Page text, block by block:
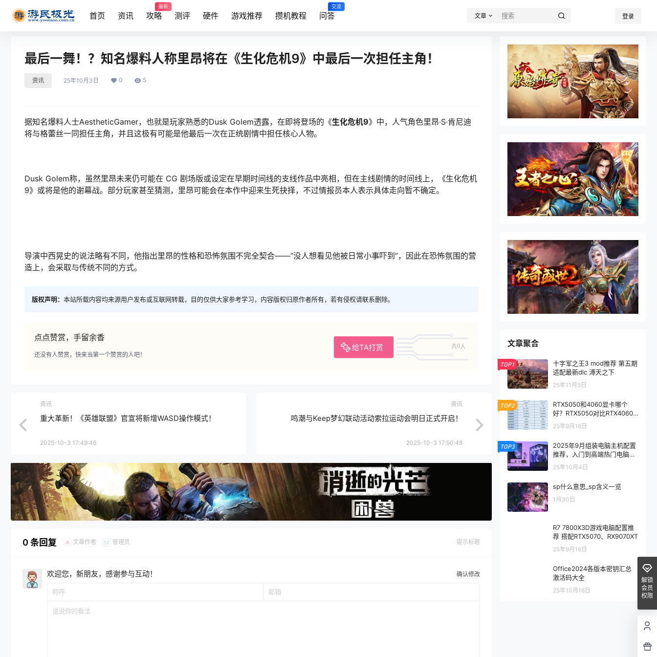
首页 资讯 攻略
最新
测评 硬件 游戏推荐 攒机教程 问答
交流
文章 登录
最后一舞！？知名爆料人称里昂将在《生化危机9》中最后一次担任主角！
资讯 25年10月3日 0 5
据知名爆料人士AestheticGamer，也就是玩家熟悉的Dusk Golem透露，在即将登场的《生化危机9》中，人气角色里昂·S·肯尼迪
将与格蕾丝一同担任主角，并且这极有可能是他最后一次在正统剧情中担任核心人物。
Dusk Golem称，虽然里昂未来仍可能在 CG 剧场版或设定在早期时间线的支线作品中亮相，但在主线剧情的时间线上，《生化危机
9》或将是他的谢幕战。部分玩家甚至猜测，里昂可能会在本作中迎来生死抉择，不过情报员本人表示具体走向暂不确定。
导演中西晃史的说法略有不同，他指出里昂的性格和恐怖氛围不完全契合——“没人想看见他被日常小事吓到”，因此在恐怖氛围的营
造上，会采取与传统不同的方式。
版权声明： 本站所载内容均来源用户发布或互联网转载，目的仅供大家参考学习，内容版权归原作者所有，若有侵权请联系删除。
点点赞赏，手留余香
给TA打赏 共0人
还没有人赞赏，快来当第一个赞赏的人吧！
资讯
重大革新！《英雄联盟》官宣将新增WASD操作模式！
2025-10-3 17:49:46
资讯
鸣潮与Keep梦幻联动活动索拉运动会明日正式开启！
2025-10-3 17:50:48
0 条回复 A 文章作者 M 管理员 提示标题
欢迎您，新朋友，感谢参与互动！ 确认修改
文章聚合
TOP1
十字军之王3 mod推荐 第五期
适配最新dlc 溥天之下
25年11月5日
TOP2
RTX5050和4060显卡哪个
好？RTX5050对比RTX4060/
5060性能评测
25年9月16日
TOP3
2025年9月组装电脑主机配置
推荐，入门到高端热门电脑配
置方案
25年10月4日
sp什么意思_sp含义一览
1月30日
R7 7800X3D游戏电脑配置推
荐 搭配RTX5070、RX9070XT
25年9月16日
Office2024各版本密钥汇总
激活码大全
25年10月16日
解锁
会员
权限